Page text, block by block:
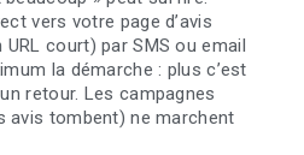
vers votre page d’avis
court) par SMS ou email
la démarche : plus c’est
retour. Les campagnes
avis tombent) ne marchent